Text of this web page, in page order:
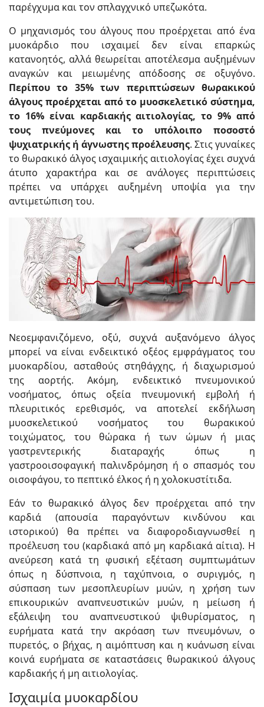
παρέγχυμα και τον σπλαγχνικό υπεζωκότα.
Ο μηχανισμός του άλγους που προέρχεται από ένα
μυοκάρδιο που ισχαιμεί δεν είναι επαρκώς
κατανοητός, αλλά θεωρείται αποτέλεσμα αυξημένων
αναγκών και μειωμένης απόδοσης σε οξυγόνο.
Περίπου το 35% των περιπτώσεων θωρακικού
άλγους προέρχεται από το μυοσκελετικό σύστημα,
το 16% είναι καρδιακής αιτιολογίας, το 9% από
τους πνεύμονες και το υπόλοιπο ποσοστό
ψυχιατρικής ή άγνωστης προέλευσης. Στις γυναίκες
το θωρακικό άλγος ισχαιμικής αιτιολογίας έχει συχνά
άτυπο χαρακτήρα και σε ανάλογες περιπτώσεις
πρέπει να υπάρχει αυξημένη υποψία για την
αντιμετώπιση του.
Νεοεμφανιζόμενο, οξύ, συχνά αυξανόμενο άλγος
μπορεί να είναι ενδεικτικό οξέος εμφράγματος του
μυοκαρδίου, ασταθούς στηθάγχης, ή διαχωρισμού
της αορτής. Ακόμη, ενδεικτικό πνευμονικού
νοσήματος, όπως οξεία πνευμονική εμβολή ή
πλευριτικός ερεθισμός, να αποτελεί εκδήλωση
μυοσκελετικού νοσήματος του θωρακικού
τοιχώματος, του θώρακα ή των ώμων ή μιας
γαστρεντερικής διαταραχής όπως η
γαστροοισοφαγική παλινδρόμηση ή ο σπασμός του
οισοφάγου, το πεπτικό έλκος ή η χολοκυστίτιδα.
Εάν το θωρακικό άλγος δεν προέρχεται από την
καρδιά (απουσία παραγόντων κινδύνου και
ιστορικού) θα πρέπει να διαφοροδιαγνωσθεί η
προέλευση του (καρδιακά από μη καρδιακά αίτια). Η
ανεύρεση κατά τη φυσική εξέταση συμπτωμάτων
όπως η δύσπνοια, η ταχύπνοια, ο συριγμός, η
σύσπαση των μεσοπλευρίων μυών, η χρήση των
επικουρικών αναπνευστικών μυών, η μείωση ή
εξάλειψη του αναπνευστικού ψιθυρίσματος, η
ευρήματα κατά την ακρόαση των πνευμόνων, ο
πυρετός, ο βήχας, η αιμόπτυση και η κυάνωση είναι
κοινά ευρήματα σε καταστάσεις θωρακικού άλγους
καρδιακής ή μη αιτιολογίας.
Ισχαιμία μυοκαρδίου